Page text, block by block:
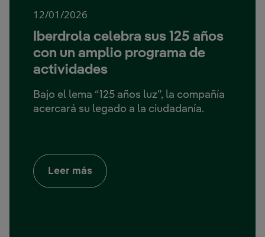
12/01/2026
Iberdrola celebra sus 125 años
con un amplio programa de
actividades
Bajo el lema “125 años luz”, la compañía
acercará su legado a la ciudadanía.
Leer más Enlace externo, se abre en